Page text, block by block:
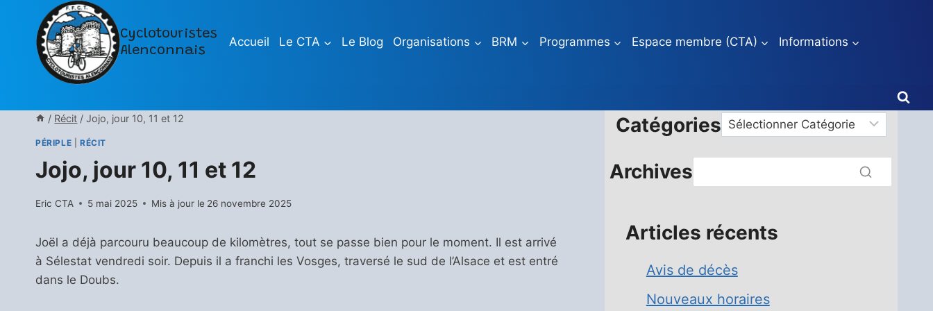
contenu
Cyclotouristes
Alenconnais
Accueil Le CTA Le Blog Organisations BRM Programmes Espace membre (CTA) Informations
/ Récit / Jojo, jour 10, 11 et 12
PÉRIPLE RÉCIT
Jojo, jour 10, 11 et 12
Eric CTA 5 mai 2025 Mis à jour le 26 novembre 2025
Joël a déjà parcouru beaucoup de kilomètres, tout se passe bien pour le moment. Il est arrivé
à Sélestat vendredi soir. Depuis il a franchi les Vosges, traversé le sud de l’Alsace et est entré
dans le Doubs.
Catégories Catégories
Archives
Articles récents
Avis de décès
Nouveaux horaires